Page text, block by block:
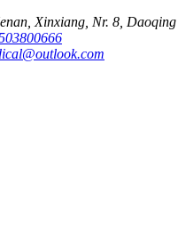
Xinxiang, Nr. 8,